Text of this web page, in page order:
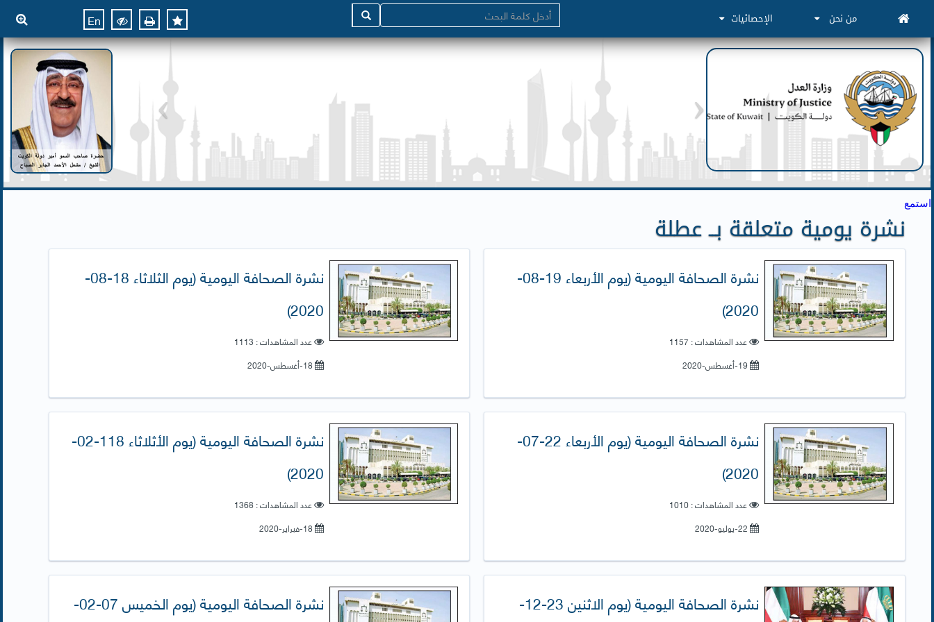
من نحن الإحصائيات En
استمع
نشرة يومية متعلقة بــ عطلة
نشرة الصحافة اليومية (يوم الأربعاء 19-08-
2020)
عدد المشاهدات : 1157
19-أغسطس-2020
نشرة الصحافة اليومية (يوم الثلاثاء 18-08-
2020)
عدد المشاهدات : 1113
18-أغسطس-2020
نشرة الصحافة اليومية (يوم الأربعاء 22-07-
2020)
عدد المشاهدات : 1010
22-يوليو-2020
نشرة الصحافة اليومية (يوم الأثلاثاء 118-02-
2020)
عدد المشاهدات : 1368
18-فبراير-2020
نشرة الصحافة اليومية (يوم الاثنين 23-12- نشرة الصحافة اليومية (يوم الخميس 07-02-